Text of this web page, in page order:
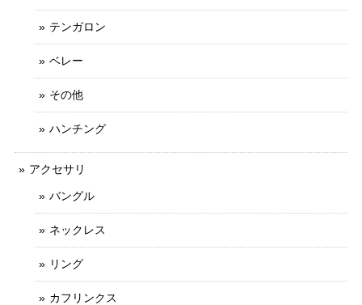
テンガロン
ベレー
その他
ハンチング
アクセサリ
バングル
ネックレス
リング
カフリンクス